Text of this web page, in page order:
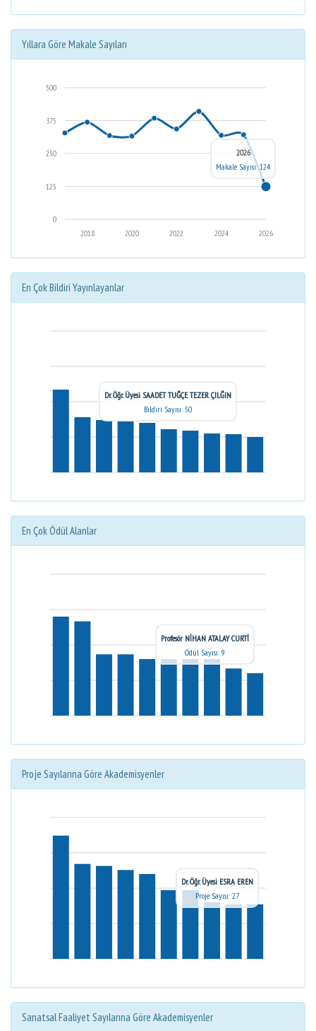
Yıllara Göre Makale Sayıları
0
125
250
375
500
2026
2024
2022
2020
2018
2026
Makale Sayısı: 124
En Çok Bildiri Yayınlayanlar
Dr. Öğr. Üyesi SAADET TUĞÇE TEZER ÇILĞIN
Bildiri Sayısı: 50
En Çok Ödül Alanlar
Profesör NİHAN ATALAY CURTİ
Ödül Sayısı: 9
Proje Sayılarına Göre Akademisyenler
Dr. Öğr. Üyesi ESRA EREN
Proje Sayısı: 27
Sanatsal Faaliyet Sayılarına Göre Akademisyenler